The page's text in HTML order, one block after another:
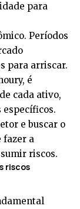
para
Períodos
para arriscar.
é
cada ativo,
específicos.
e buscar o
fazer a
riscos.
riscos